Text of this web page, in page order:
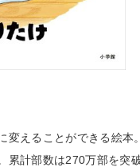
変えることができる絵
累計部数は270万部を突